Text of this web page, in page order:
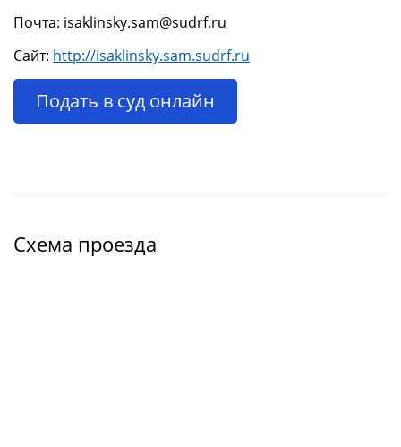
Почта: isaklinsky.sam@sudrf.ru
Сайт: http://isaklinsky.sam.sudrf.ru
Подать в суд онлайн
Схема проезда